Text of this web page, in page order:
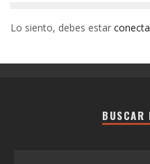
Lo siento, debes estar
BUSCAR